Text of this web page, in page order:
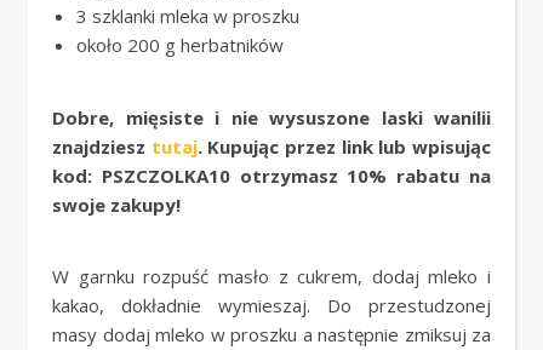
3 szklanki mleka w proszku
około 200 g herbatników
Dobre, mięsiste i nie wysuszone laski wanilii
znajdziesz tutaj. Kupując przez link lub wpisując
kod: PSZCZOLKA10 otrzymasz 10% rabatu na
swoje zakupy!
W garnku rozpuść masło z cukrem, dodaj mleko i
kakao, dokładnie wymieszaj. Do przestudzonej
masy dodaj mleko w proszku a następnie zmiksuj za